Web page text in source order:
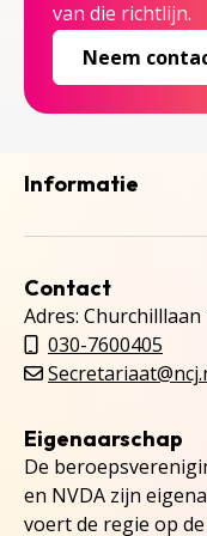
van die richtlijn.
Neem
Informatie
Contact
Adres:
030-7600405
Eigenaarschap
De
en NVDA zijn
voert de regie op